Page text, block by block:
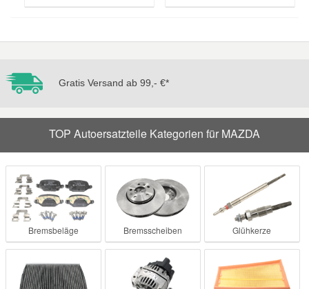
Gratis Versand ab 99,- €*
TOP Autoersatzteile Kategorien für MAZDA
Bremsbeläge Bremsscheiben Glühkerze